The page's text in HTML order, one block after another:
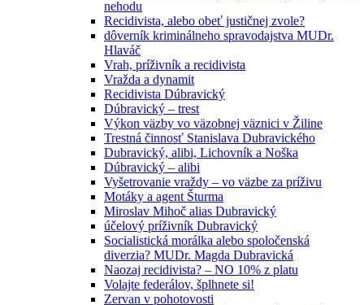
nehodu
Recidivista, alebo obeť justičnej zvole?
dôverník kriminálneho spravodajstva MUDr.
Hlaváč
Vrah, príživník a recidivista
Vražda a dynamit
Recidivista Dúbravický
Dúbravický – trest
Výkon väzby vo väzobnej väznici v Žiline
Trestná činnosť Stanislava Dubravického
Dubravický, alibi, Lichovník a Noška
Dúbravický – alibi
Vyšetrovanie vraždy – vo väzbe za príživu
Motáky a agent Šturma
Miroslav Mihoč alias Dubravický
účelový príživník Dubravický
Socialistická morálka alebo spoločenská
diverzia? MUDr. Magda Dubravická
Naozaj recidivista? – NO 10% z platu
Volajte federálov, šplhnete si!
Zervan v pohotovosti